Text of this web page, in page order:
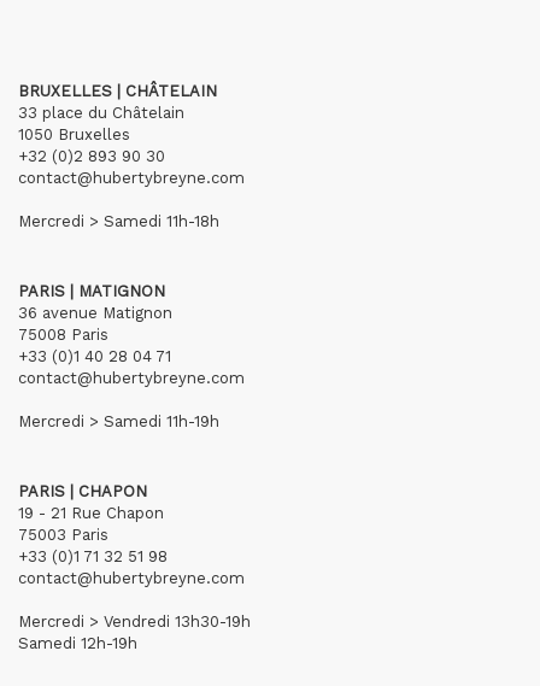
BRUXELLES | CHÂTELAIN
33 place du Châtelain
1050 Bruxelles
+32 (0)2 893 90 30
contact@hubertybreyne.com
Mercredi > Samedi 11h-18h
PARIS | MATIGNON
36 avenue Matignon
75008 Paris
+33 (0)1 40 28 04 71
contact@hubertybreyne.com
Mercredi > Samedi 11h-19h
PARIS | CHAPON
19 - 21 Rue Chapon
75003 Paris
+33 (0)1 71 32 51 98
contact@hubertybreyne.com
Mercredi > Vendredi 13h30-19h
Samedi 12h-19h